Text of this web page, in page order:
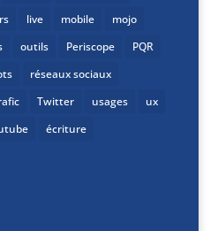
live mobile
mojo
outils Periscope
PQR
réseaux sociaux
Twitter usages
ux
écriture